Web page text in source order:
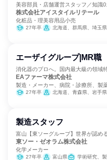
美容部員・店舗運営スタッフ／知識0
株式会社アイスタイルリテール
化粧品・理美容用品小売
27年卒 北海道、群馬県、埼玉県、東京都、神奈川県、富山県、石川県、愛知県、大阪府
エーザイグループ|MR職
消化器のプロへ。国内最大級の領域
EAファーマ株式会社
製造・メーカー、病院・診療所、製
27年卒 北海道、青森県、岩手県、宮城県、秋田県、山形県、福島県、茨城県、栃木県、群馬県、埼玉県、千葉県、東京都、神奈川県、新潟県、富山県、石川県、福井県、山梨県、長野県、岐阜県、静岡県、愛知県、三重県、滋賀県、京都府、大阪府、兵庫県、奈良県、和歌山県、鳥取県、島根県、岡山県、広島県、山口県、徳島県、香川県、愛媛県、高知県、
製造スタッフ
富山【東ソーグループ】世界が認め
東ソー・ゼオラム株式会社
化学メーカー
27年卒 富山県 学術研究、